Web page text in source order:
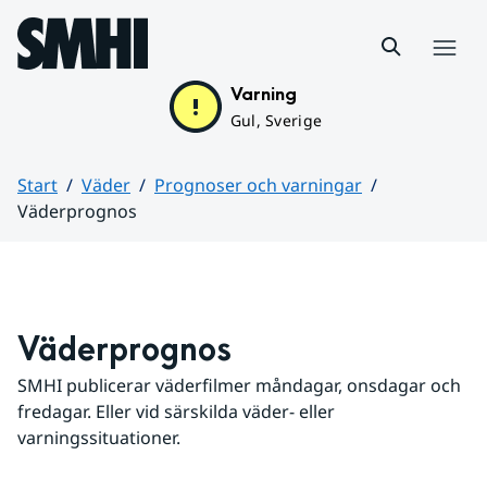
Hoppa till sidans innehåll
Varning
Gul, Sverige
Start Väder
Prognoser och varningar
Väderprognos
Väderprognos
SMHI publicerar väderfilmer måndagar, onsdagar och
fredagar. Eller vid särskilda väder- eller
varningssituationer.